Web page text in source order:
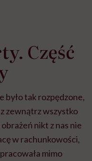
Część
było tak rozpędzone,
z zewnątrz wszystko
nikt z nas nie
w rachunkowości,
mimo